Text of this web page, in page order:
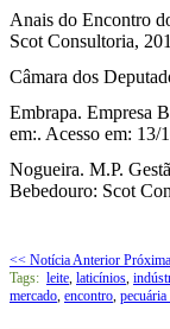
Anais do Encontro
Scot Consultoria,
Câmara dos
Embrapa. Empresa
em:. Acesso em: 13/
Nogueira. M.P.
Bebedouro: Scot
<< Notícia Anterior
Tags: leite, laticínios,
mercado, encontro,